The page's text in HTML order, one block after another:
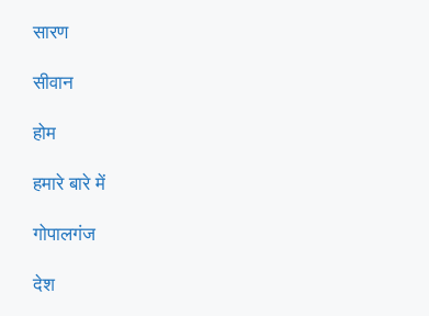
सारण
सीवान
होम
हमारे बारे में
गोपालगंज
देश